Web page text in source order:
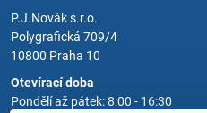
P.J.Novák s.r.o.
Polygrafická 709/4
10800 Praha 10
Otevírací doba
Pondělí až pátek: 8:00 - 16:30